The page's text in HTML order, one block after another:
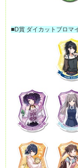
■D賞 ダイカットブロ